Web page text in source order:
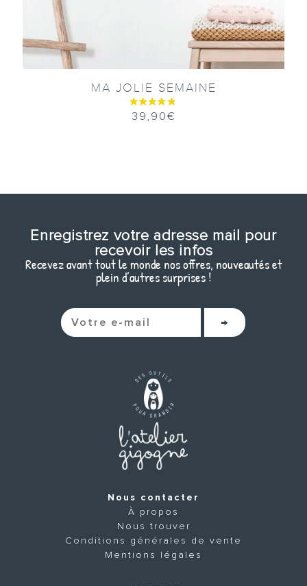
MA JOLIE SEMAINE
39,90€
Enregistrez votre adresse mail pour
recevoir les infos
Recevez avant tout le monde nos offres, nouveautés et
plein d’autres surprises !
Nous contacter
À propos
Nous trouver
Conditions générales de vente
Mentions légales